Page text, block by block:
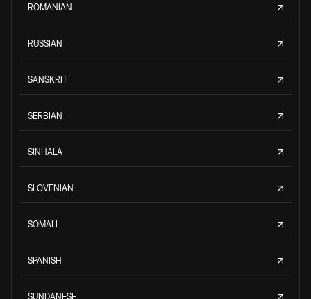
ROMANIAN
RUSSIAN
SANSKRIT
SERBIAN
SINHALA
SLOVENIAN
SOMALI
SPANISH
SUNDANESE